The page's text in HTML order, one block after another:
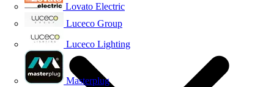
Lovato Electric
Luceco Group
Luceco Lighting
Masterplug